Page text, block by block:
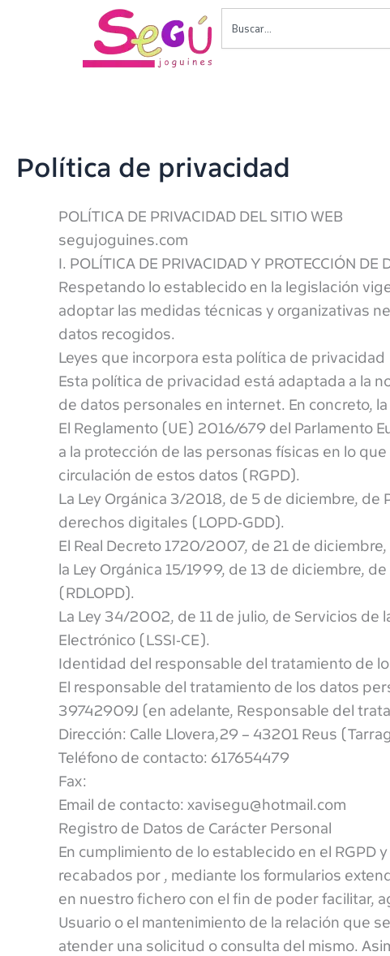
Política de privacidad
POLÍTICA DE PRIVACIDAD DEL SITIO WEB
segujoguines.com
I. POLÍTICA DE PRIVACIDAD Y PROTECCIÓN DE
Respetando lo establecido en la legislación
adoptar las medidas técnicas y organizativas
datos recogidos.
Leyes que incorpora esta política de privacidad
Esta política de privacidad está adaptada a la
de datos personales en internet. En concreto,
El Reglamento (UE) 2016/679 del Parlamento
a la protección de las personas físicas en lo
circulación de estos datos (RGPD).
La Ley Orgánica 3/2018, de 5 de diciembre,
derechos digitales (LOPD-GDD).
El Real Decreto 1720/2007, de 21 de
la Ley Orgánica 15/1999, de 13 de diciembre,
(RDLOPD).
La Ley 34/2002, de 11 de julio, de Servicios de
Electrónico (LSSI-CE).
Identidad del responsable del tratamiento de
El responsable del tratamiento de los datos
39742909J (en adelante, Responsable del
Dirección: Calle Llovera,29 – 43201 Reus
Teléfono de contacto: 617654479
Fax:
Email de contacto: xavisegu@hotmail.com
Registro de Datos de Carácter Personal
En cumplimiento de lo establecido en el RGPD
recabados por , mediante los formularios
en nuestro fichero con el fin de poder facilitar,
Usuario o el mantenimiento de la relación que
atender una solicitud o consulta del mismo.